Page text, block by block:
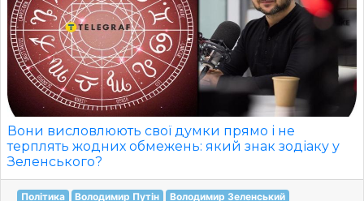
Вони висловлюють свої думки прямо і не
терплять жодних обмежень: який знак зодіаку у
Зеленського?
Політика Володимир Путін Володимир Зеленський